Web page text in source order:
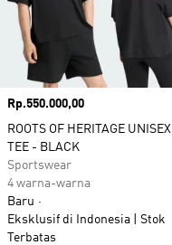
Harga
Rp.550.000,00
ROOTS OF HERITAGE UNISEX
TEE - BLACK
Sportswear
4 warna-warna
Baru
Eksklusif di Indonesia | Stok
Terbatas